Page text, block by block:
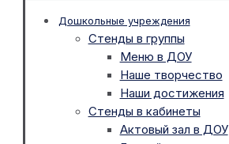
Дошкольные учреждения
Стенды в группы
Меню в ДОУ
Наше творчество
Наши достижения
Стенды в кабинеты
Актовый зал в ДОУ